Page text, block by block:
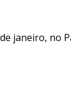
janeiro, no